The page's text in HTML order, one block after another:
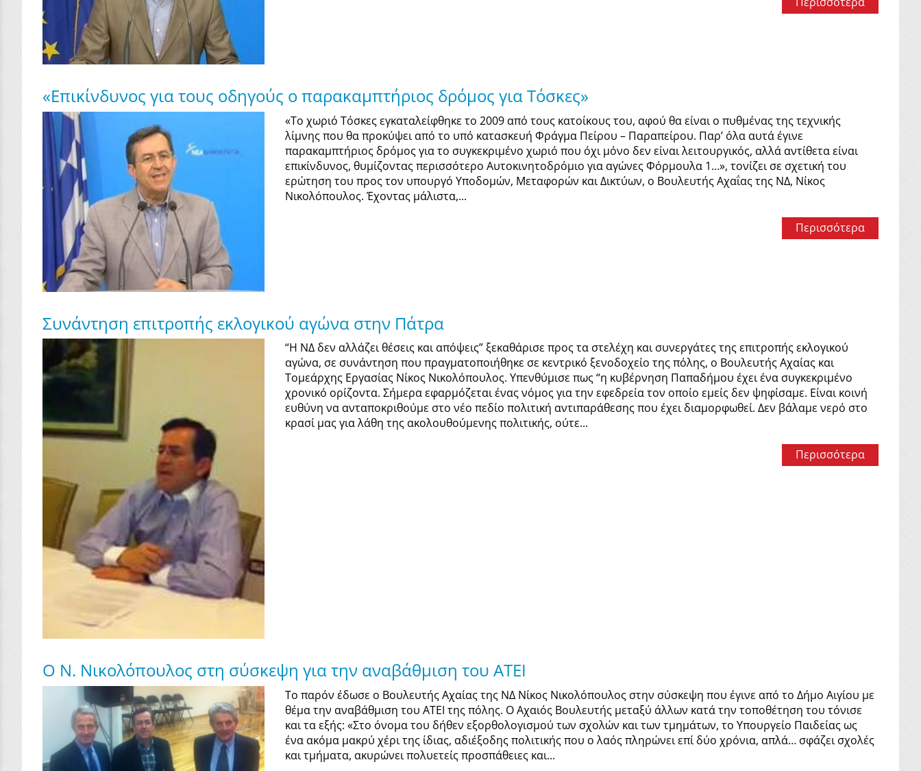
«Επικίνδυνος για τους οδηγούς ο παρακαμπτήριος δρόμος για Τόσκες»
«Το χωριό Τόσκες εγκαταλείφθηκε το 2009 από τους κατοίκους του, αφού θα είναι ο πυθμένας της τεχνικής
λίμνης που θα προκύψει από το υπό κατασκευή Φράγμα Πείρου – Παραπείρου. Παρ’ όλα αυτά έγινε
παρακαμπτήριος δρόμος για το συγκεκριμένο χωριό που όχι μόνο δεν είναι λειτουργικός, αλλά αντίθετα είναι
επικίνδυνος, θυμίζοντας περισσότερο Αυτοκινητοδρόμιο για αγώνες Φόρμουλα 1…», τονίζει σε σχετική του
ερώτηση του προς τον υπουργό Υποδομών, Μεταφορών και Δικτύων, ο Βουλευτής Αχαΐας της ΝΔ, Νίκος
Νικολόπουλος. Έχοντας μάλιστα,...
Περισσότερα
Συνάντηση επιτροπής εκλογικού αγώνα στην Πάτρα
“Η ΝΔ δεν αλλάζει θέσεις και απόψεις” ξεκαθάρισε προς τα στελέχη και συνεργάτες της επιτροπής εκλογικού
αγώνα, σε συνάντηση που πραγματοποιήθηκε σε κεντρικό ξενοδοχείο της πόλης, ο Βουλευτής Αχαίας και
Τομεάρχης Εργασίας Νίκος Νικολόπουλος. Υπενθύμισε πως “η κυβέρνηση Παπαδήμου έχει ένα συγκεκριμένο
χρονικό ορίζοντα. Σήμερα εφαρμόζεται ένας νόμος για την εφεδρεία τον οποίο εμείς δεν ψηφίσαμε. Είναι κοινή
ευθύνη να ανταποκριθούμε στο νέο πεδίο πολιτική αντιπαράθεσης που έχει διαμορφωθεί. Δεν βάλαμε νερό στο
κρασί μας για λάθη της ακολουθούμενης πολιτικής, ούτε...
Περισσότερα
Ο Ν. Νικολόπουλος στη σύσκεψη για την αναβάθμιση του ΑΤΕΙ
Το παρόν έδωσε ο Βουλευτής Αχαίας της ΝΔ Νίκος Νικολόπουλος στην σύσκεψη που έγινε από το Δήμο Αιγίου με
θέμα την αναβάθμιση του ΑΤΕΙ της πόλης. Ο Αχαιός Βουλευτής μεταξύ άλλων κατά την τοποθέτηση του τόνισε
και τα εξής: «Στο όνομα του δήθεν εξορθολογισμού των σχολών και των τμημάτων, το Υπουργείο Παιδείας ως
ένα ακόμα μακρύ χέρι της ίδιας, αδιέξοδης πολιτικής που ο λαός πληρώνει επί δύο χρόνια, απλά… σφάζει σχολές
και τμήματα, ακυρώνει πολυετείς προσπάθειες και...